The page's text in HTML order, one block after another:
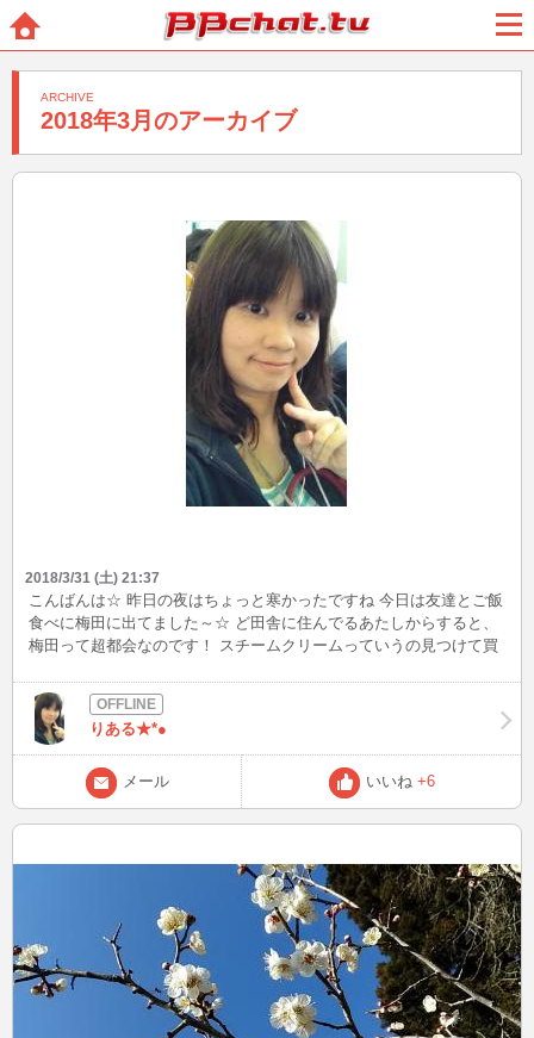
BBchatTV
2018年3月のアーカイブ
ARCHIVE
2018/3/31 (土) 21:37
こんばんは☆ 昨日の夜はちょっと寒かったですね 今日は友達とご飯
食べに梅田に出てました～☆ ど田舎に住んでるあたしからすると、
梅田って超都会なのです！ スチームクリームっていうの見つけて買
ムで、去年旅行行った時に友達が持ってたの知ってたので。 こんな
ところに売ってるんやぁって、発見でした まぁ結局悩んだ末、買っ
て帰らなかったんやけど(笑)
りある★*●
メール いいね +6